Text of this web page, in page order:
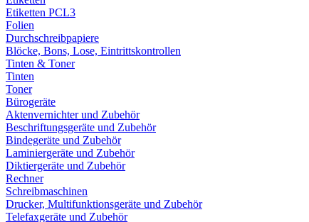
Etiketten PCL3
Folien
Durchschreibpapiere
Blöcke, Bons, Lose, Eintrittskontrollen
Tinten & Toner
Tinten
Toner
Bürogeräte
Aktenvernichter und Zubehör
Beschriftungsgeräte und Zubehör
Bindegeräte und Zubehör
Laminiergeräte und Zubehör
Diktiergeräte und Zubehör
Rechner
Schreibmaschinen
Drucker, Multifunktionsgeräte und Zubehör
Telefaxgeräte und Zubehör